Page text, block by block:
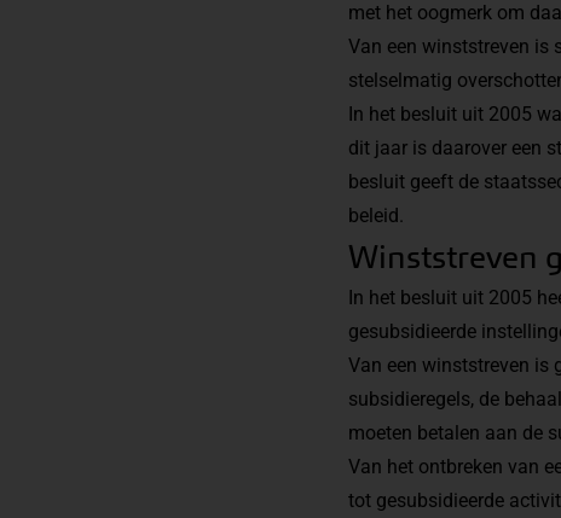
met het oogmerk om
Van een winststreven is
stelselmatig
In het besluit uit 2005
dit jaar is daarover een
besluit geeft de
beleid.
Winststreven
In het besluit uit 2005
gesubsidieerde
Van een winststreven is
subsidieregels, de
moeten betalen aan de
Van het ontbreken van
tot gesubsidieerde